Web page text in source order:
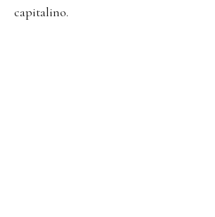
capitalino.